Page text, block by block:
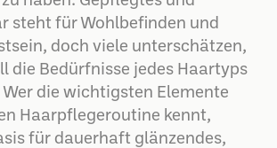
steht für Wohlbefinden und
doch viele unterschätzen,
die Bedürfnisse jedes Haartyps
die wichtigsten Elemente
Haarpflegeroutine kennt,
für dauerhaft glänzendes,